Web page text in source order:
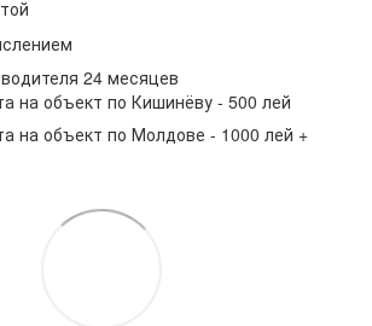
24 месяцев
на объект по Кишинёву - 500 лей
на объект по Молдове - 1000 лей +